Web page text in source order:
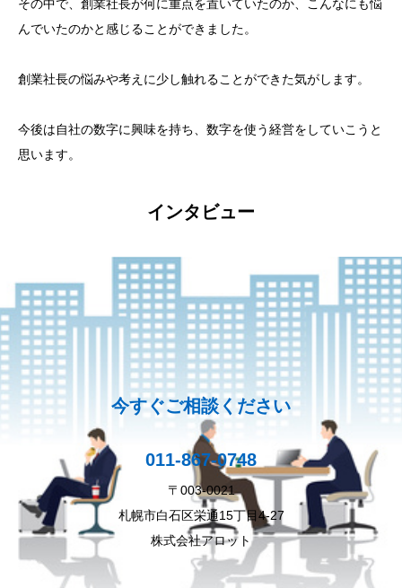
その中で、創業社長が何に重点を置いていたのか、こんなにも悩
んでいたのかと感じることができました。
創業社長の悩みや考えに少し触れることができた気がします。
今後は自社の数字に興味を持ち、数字を使う経営をしていこうと
思います。
インタビュー
今すぐご相談ください
011-867-0748
〒003-0021
札幌市白石区栄通15丁目4-27
株式会社アロット